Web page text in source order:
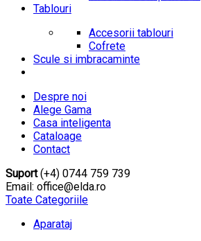
Tablouri
Accesorii tablouri
Cofrete
Scule si imbracaminte
Despre noi
Alege Gama
Casa inteligenta
Cataloage
Contact
Suport(+4) 0744 759 739
Email: office@elda.ro
Toate Categoriile
Aparataj